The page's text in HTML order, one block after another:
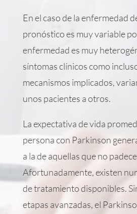
En el caso de la enfermedad
pronóstico es muy variable
enfermedad es muy
síntomas clínicos como
mecanismos implicados,
unos pacientes a otros.
La expectativa de vida
persona con Parkinson
a la de aquellas que no
Afortunadamente, existen
de tratamiento disponibles.
etapas avanzadas, el